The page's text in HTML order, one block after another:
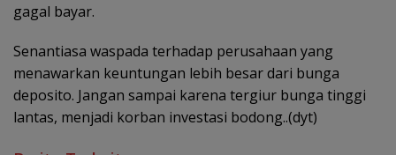
gagal bayar.
Senantiasa waspada terhadap perusahaan yang
menawarkan keuntungan lebih besar dari bunga
deposito. Jangan sampai karena tergiur bunga tinggi
lantas, menjadi korban investasi bodong..(dyt)